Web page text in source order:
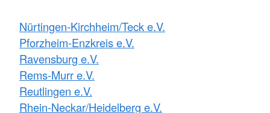
Nürtingen-Kirchheim/Teck e.V.
Pforzheim-Enzkreis e.V.
Ravensburg e.V.
Rems-Murr e.V.
Reutlingen e.V.
Rhein-Neckar/Heidelberg e.V.